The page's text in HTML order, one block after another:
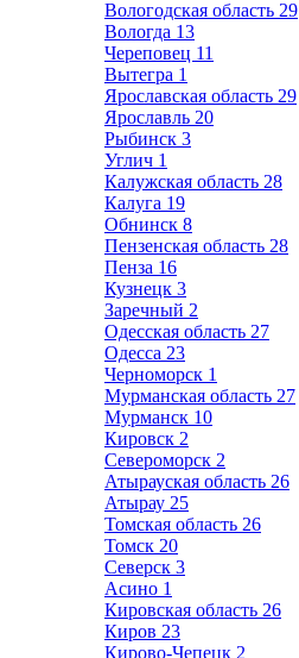
Вологодская область 29
Вологда 13
Череповец 11
Вытегра 1
Ярославская область 29
Ярославль 20
Рыбинск 3
Углич 1
Калужская область 28
Калуга 19
Обнинск 8
Пензенская область 28
Пенза 16
Кузнецк 3
Заречный 2
Одесская область 27
Одесса 23
Черноморск 1
Мурманская область 27
Мурманск 10
Кировск 2
Североморск 2
Атырауская область 26
Атырау 25
Томская область 26
Томск 20
Северск 3
Асино 1
Кировская область 26
Киров 23
Кирово-Чепецк 2